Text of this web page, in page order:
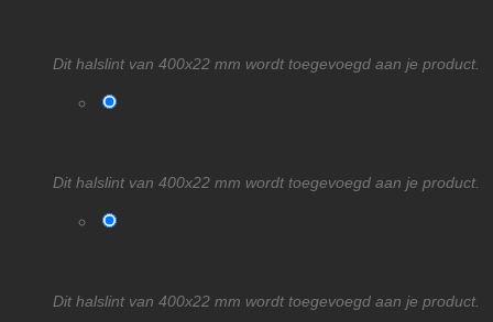
Dit halslint van 400x22 mm wordt toegevoegd aan je product.
Dit halslint van 400x22 mm wordt toegevoegd aan je product.
Dit halslint van 400x22 mm wordt toegevoegd aan je product.